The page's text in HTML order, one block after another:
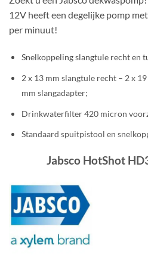
12V heeft een degelijke pomp
per minuut!
Snelkoppeling slangtule recht en
2 x 13 mm slangtule recht – 2 x
mm slangadapter;
Drinkwaterfilter 420 micron
Standaard spuitpistool en
Jabsco HotShot